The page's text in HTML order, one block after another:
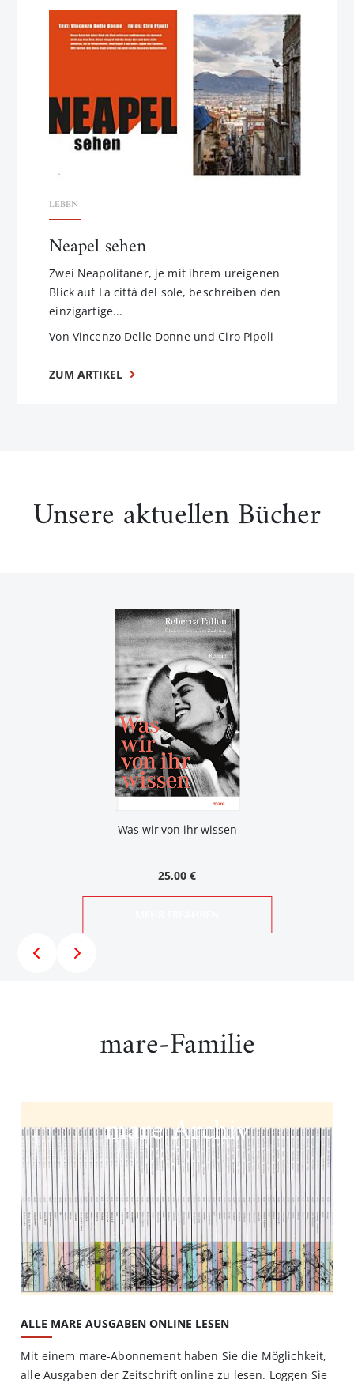
LEBEN
Neapel sehen
Zwei Neapolitaner, je mit ihrem ureigenen
Blick auf La città del sole, beschreiben den
einzigartige...
Von Vincenzo Delle Donne und Ciro Pipoli
ZUM ARTIKEL
Unsere aktuellen Bücher
Was wir von ihr wissen
25,00 €
mare-Familie
mare Archiv
ALLE MARE AUSGABEN ONLINE LESEN
Mit einem mare-Abonnement haben Sie die Möglichkeit,
alle Ausgaben der Zeitschrift online zu lesen. Loggen Sie